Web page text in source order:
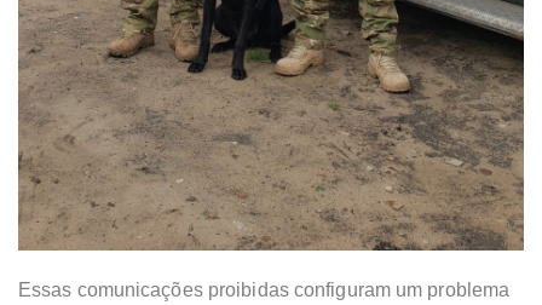
Essas comunicações proibidas configuram um problema